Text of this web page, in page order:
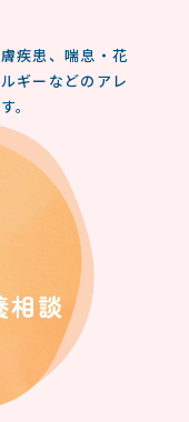
疾患、喘息・花
ギーなどのアレ
。